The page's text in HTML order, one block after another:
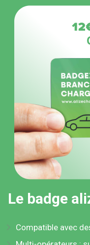
Le badge
Compatible avec